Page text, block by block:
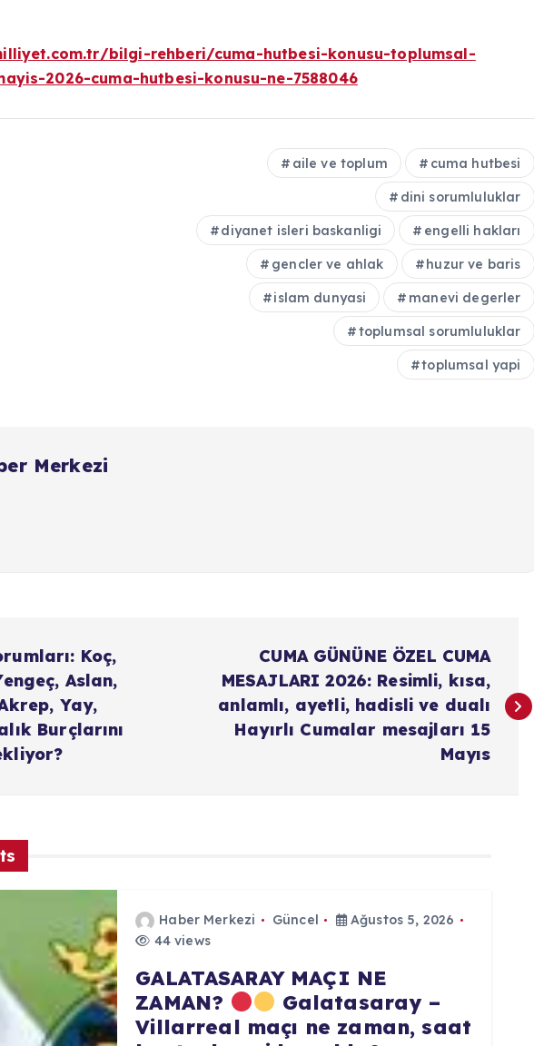
bilgi-rehberi/cuma-hutbesi-konusu-toplumsal-
2026-cuma-hutbesi-konusu-ne-7588046
aile ve toplum cuma hutbesi
dini sorumluluklar
diyanet isleri baskanligi engelli hakları
gencler ve ahlak huzur ve baris
islam dunyasi manevi degerler
toplumsal sorumluluklar
toplumsal yapi
Merkezi
Koç,
Aslan,
Yay,
Burçlarını
CUMA GÜNÜNE ÖZEL CUMA
MESAJLARI 2026: Resimli, kısa,
anlamlı, ayetli, hadisli ve dualı
Hayırlı Cumalar mesajları 15
Mayıs
Haber Merkezi Güncel
Ağustos 5, 2026
44 views
GALATASARAY MAÇI NE
ZAMAN?
Galatasaray –
Villarreal maçı ne zaman, saat